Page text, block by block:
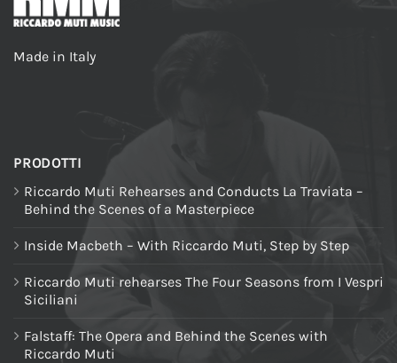
Made in Italy
PRODOTTI
Riccardo Muti Rehearses and Conducts La Traviata –
Behind the Scenes of a Masterpiece
Inside Macbeth – With Riccardo Muti, Step by Step
Riccardo Muti rehearses The Four Seasons from I Vespri
Siciliani
Falstaff: The Opera and Behind the Scenes with
Riccardo Muti